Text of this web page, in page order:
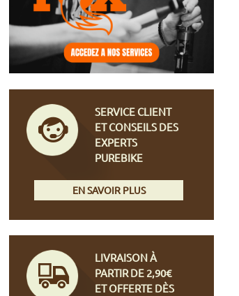
SERVICE CLIENT
ET CONSEILS DES
EXPERTS
PUREBIKE
EN SAVOIR PLUS
LIVRAISON À
PARTIR DE 2,90€
ET OFFERTE DÈS